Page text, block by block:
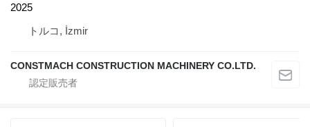
2025
トルコ, İzmir
CONSTMACH CONSTRUCTION MACHINERY CO.LTD.